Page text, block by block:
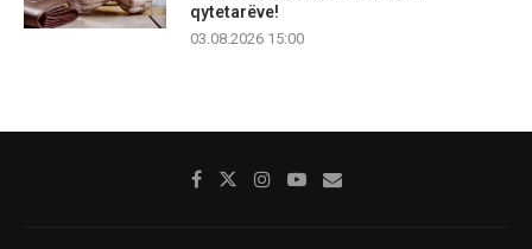
qytetarëve!
03.08.2026 15:00